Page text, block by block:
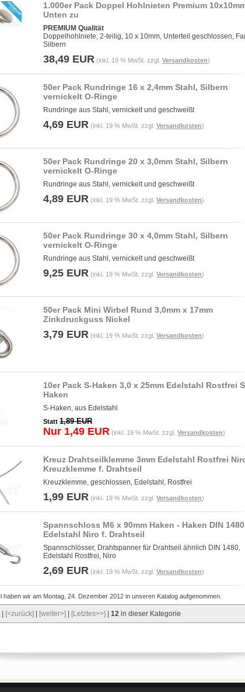
1.000er Pack Doppel Hohlnieten Premium
Unten zu
PREMIUM Qualität
Doppelhohlniete, 2-teilig, 10 x 10mm, Unterteil geschlossen,
Silbern
38,49 EUR (inkl. 19 % MwSt. zzgl. Versandkosten)
50er Pack Rundringe 16 x 2,4mm Stahl, Silbern
vernickelt O-Ringe
Rundringe aus Stahl, vernickelt und geschweißt
4,69 EUR (inkl. 19 % MwSt. zzgl. Versandkosten)
50er Pack Rundringe 20 x 3,0mm Stahl, Silbern
vernickelt O-Ringe
Rundringe aus Stahl, vernickelt und geschweißt
4,89 EUR (inkl. 19 % MwSt. zzgl. Versandkosten)
50er Pack Rundringe 30 x 4,0mm Stahl, Silbern
vernickelt O-Ringe
Rundringe aus Stahl, vernickelt und geschweißt
9,25 EUR (inkl. 19 % MwSt. zzgl. Versandkosten)
50er Pack Mini Wirbel Rund 3,0mm x 17mm
Zinkdruckguss Nickel
3,79 EUR (inkl. 19 % MwSt. zzgl. Versandkosten)
10er Pack S-Haken 3,0 x 25mm Edelstahl Rostfrei S
Haken
S-Haken, aus Edelstahl
Statt 1,89 EUR
Nur 1,49 EUR (inkl. 19 % MwSt. zzgl. Versandkosten)
Kreuz Drahtseilklemme 3mm Edelstahl Rostfrei
Kreuzklemme f. Drahtseil
Kreuzklemme, geschlossen, Edelstahl, Rostfrei
1,99 EUR (inkl. 19 % MwSt. zzgl. Versandkosten)
Spannschloss M6 x 90mm Haken - Haken DIN 1480
Edelstahl Niro f. Drahtseil
Spannschlösser, Drahtspanner für Drahtseil ähnlich DIN 1480,
Edelstahl Rostfrei, Niro
2,69 EUR (inkl. 19 % MwSt. zzgl. Versandkosten)
haben wir am Montag, 24. Dezember 2012 in unseren Katalog aufgenommen.
[<zurück] [weiter>] [Letztes>>] 12 in dieser Kategorie